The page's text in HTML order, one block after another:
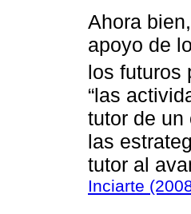
Ahora
apoyo de
los futuros
“las
tutor de un
las
tutor al
Inciarte